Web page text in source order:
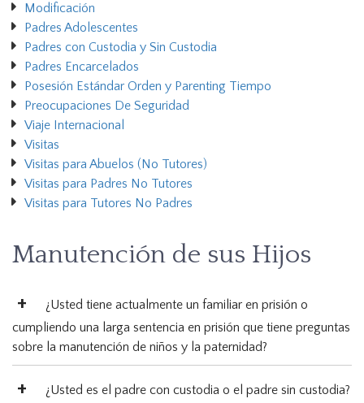
Modificación
Padres Adolescentes
Padres con Custodia y Sin Custodia
Padres Encarcelados
Posesión Estándar Orden y Parenting Tiempo
Preocupaciones De Seguridad
Viaje Internacional
Visitas
Visitas para Abuelos (No Tutores)
Visitas para Padres No Tutores
Visitas para Tutores No Padres
Manutención de sus Hijos
¿Usted tiene actualmente un familiar en prisión o
cumpliendo una larga sentencia en prisión que tiene preguntas
sobre la manutención de niños y la paternidad?
¿Usted es el padre con custodia o el padre sin custodia?